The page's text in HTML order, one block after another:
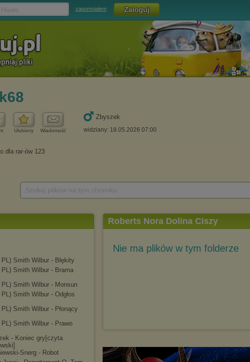
zapomniałem
Ulubiony Wiadomość
Zbyszek
widziany: 18.05.2026 07:00
Smith Wilbur - Błękity
PL) Smith Wilbur - Brama
PL) Smith Wilbur - Monsun
Smith Wilbur - Odgłos
Smith Wilbur - Płonący
PL) Smith Wilbur - Prawo
- Koniec gry[czyta
]
Snerg - Robot
Roberts Nora Dolina Ciszy
Nie ma plików w tym folderze